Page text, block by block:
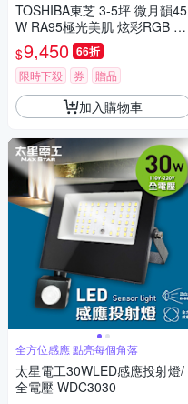
TOSHIBA東芝 3-5坪 微月韻45
W RA95極光美肌 炫彩RGB 調
光調色遙控吸頂燈(LEDRGB45
-03S)
$9,450 66折
限時下殺 券 贈品
加入購物車
全方位感應 點亮每個角落
太星電工30WLED感應投射燈/
全電壓 WDC3030